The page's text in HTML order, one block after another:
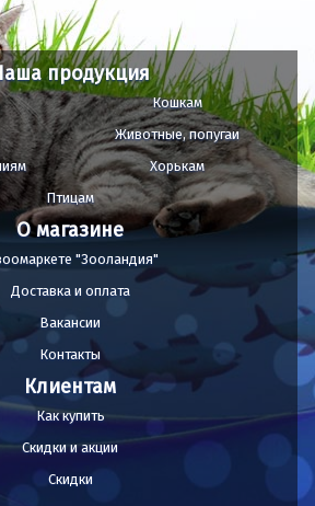
продукция
Кошкам
Животные, попугаи
Хорькам
Птицам
О магазине
"Зооландия"
Доставка и оплата
Вакансии
Контакты
Клиентам
Как купить
Скидки и акции
Скидки